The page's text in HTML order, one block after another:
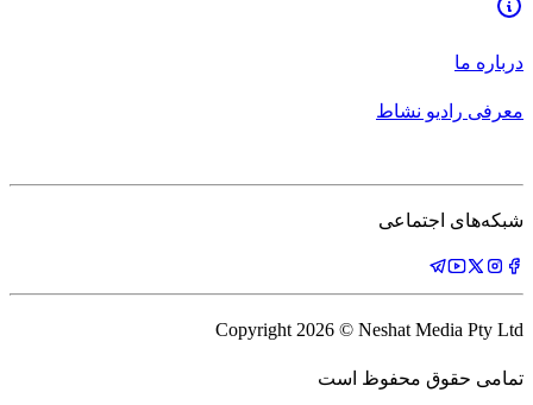
درباره ما
معرفی رادیو نشاط
شبکه‌های اجتماعی
Copyright 2026 © Neshat Media Pty Ltd
تمامی حقوق محفوظ است